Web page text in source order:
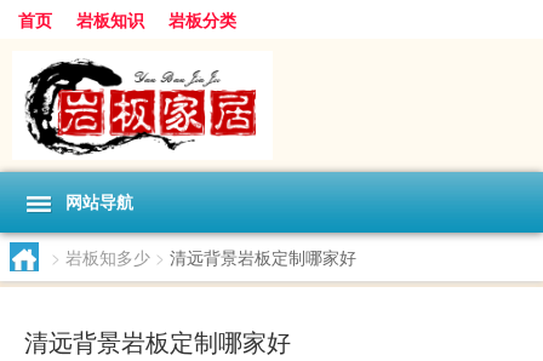
首页 岩板知识 岩板分类
网站导航
> 岩板知多少 > 清远背景岩板定制哪家好
清远背景岩板定制哪家好